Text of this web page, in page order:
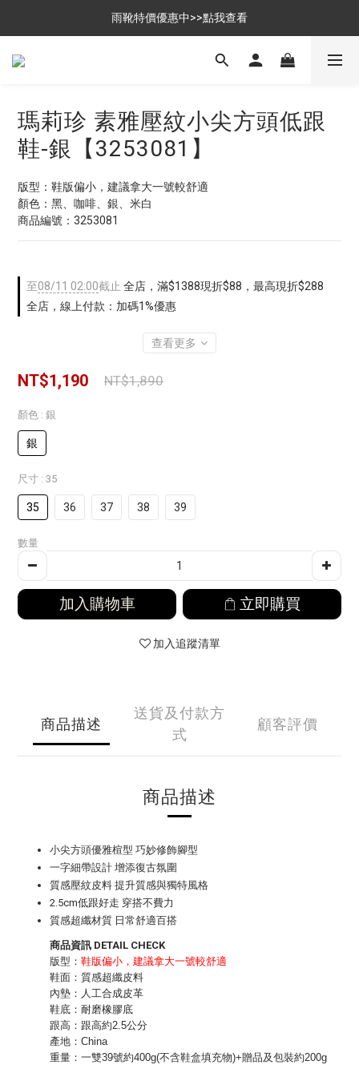
$699免運，優惠品點數5倍送
雨靴特價優惠中>>點我查看
$699免運，優惠品點數5倍送
瑪莉珍 素雅壓紋小尖方頭低跟
鞋-銀【3253081】
版型：鞋版偏小，建議拿大一號較舒適
顏色：黑、咖啡、銀、米白
商品編號：3253081
至08/11 02:00截止 全店，滿$1388現折$88，最高現折$288
全店，線上付款：加碼1%優惠
查看更多
NT$1,190 NT$1,890
顏色 : 銀
銀
尺寸 : 35
35 36 37 38 39
數量
加入購物車 立即購買
加入追蹤清單
商品描述
送貨及付款方
式
顧客評價
商品描述
小尖方頭優雅楦型 巧妙修飾腳型
一字細帶設計 增添復古氛圍
質感壓紋皮料 提升質感與獨特風格
2.5cm低跟好走 穿搭不費力
質感超纖材質 日常舒適百搭
商品資訊 DETAIL CHECK
版型： 鞋版偏小，建議拿大一號較舒適
鞋面：質感超纖皮料
內墊：人工合成皮革
鞋底：耐磨橡膠底
跟高：跟高約2.5公分
產地：China
重量：一雙39號約400g(不含鞋盒填充物)+贈品及包裝約200g